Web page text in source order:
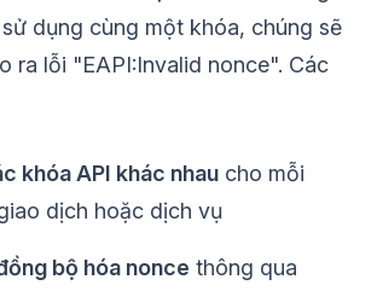
dụng cùng một khóa, chúng sẽ
ra lỗi "EAPI:Invalid nonce". Các
khóa API khác nhau cho mỗi
dịch hoặc dịch vụ
bộ hóa nonce thông qua